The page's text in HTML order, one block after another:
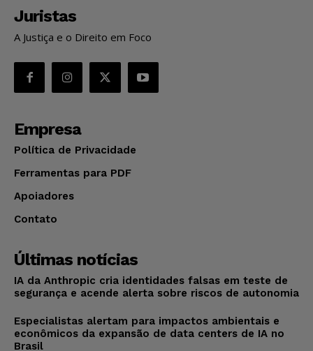
Juristas
A Justiça e o Direito em Foco
Empresa
Política de Privacidade
Ferramentas para PDF
Apoiadores
Contato
Últimas notícias
IA da Anthropic cria identidades falsas em teste de
segurança e acende alerta sobre riscos de autonomia
Especialistas alertam para impactos ambientais e
econômicos da expansão de data centers de IA no
Brasil